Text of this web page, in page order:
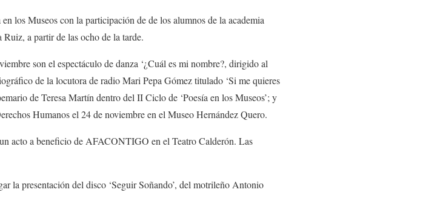
Museos con la participación de de los alumnos de la academia
a partir de las ocho de la tarde.
son el espectáculo de danza ‘¿Cuál es mi nombre?, dirigido al
de la locutora de radio Mari Pepa Gómez titulado ‘Si me quieres
de Teresa Martín dentro del II Ciclo de ‘Poesía en los Museos’; y
Humanos el 24 de noviembre en el Museo Hernández Quero.
a beneficio de AFACONTIGO en el Teatro Calderón. Las
del disco ‘Seguir Soñando’, del motrileño Antonio